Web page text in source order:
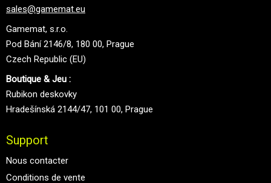
sales@gamemat.eu
Gamemat, s.r.o.
Pod Bání 2146/8, 180 00, Prague
Czech Republic (EU)
Boutique & Jeu :
Rubikon deskovky
Hradešínská 2144/47, 101 00, Prague
Support
Nous contacter
Conditions de vente